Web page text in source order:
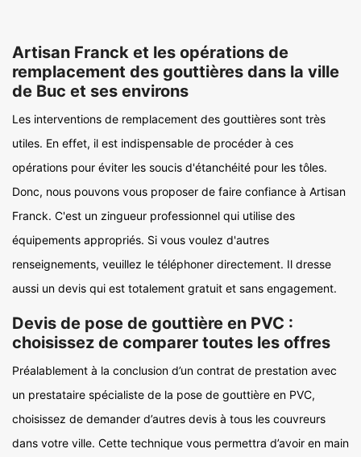
Artisan Franck et les opérations de
remplacement des gouttières dans la ville
de Buc et ses environs
Les interventions de remplacement des gouttières sont très
utiles. En effet, il est indispensable de procéder à ces
opérations pour éviter les soucis d'étanchéité pour les tôles.
Donc, nous pouvons vous proposer de faire confiance à Artisan
Franck. C'est un zingueur professionnel qui utilise des
équipements appropriés. Si vous voulez d'autres
renseignements, veuillez le téléphoner directement. Il dresse
aussi un devis qui est totalement gratuit et sans engagement.
Devis de pose de gouttière en PVC :
choisissez de comparer toutes les offres
Préalablement à la conclusion d’un contrat de prestation avec
un prestataire spécialiste de la pose de gouttière en PVC,
choisissez de demander d’autres devis à tous les couvreurs
dans votre ville. Cette technique vous permettra d’avoir en main